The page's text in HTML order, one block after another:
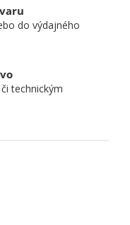
do výdajného
technickým